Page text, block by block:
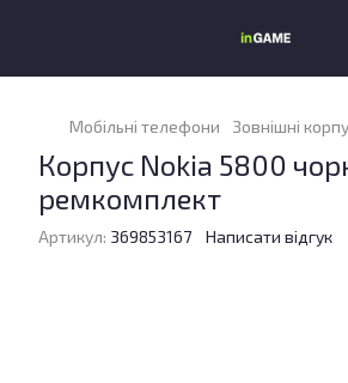
Мобільні телефони Зовнішні
Корпус Nokia 5800
ремкомплект
Артикул: 369853167 Написати відгук